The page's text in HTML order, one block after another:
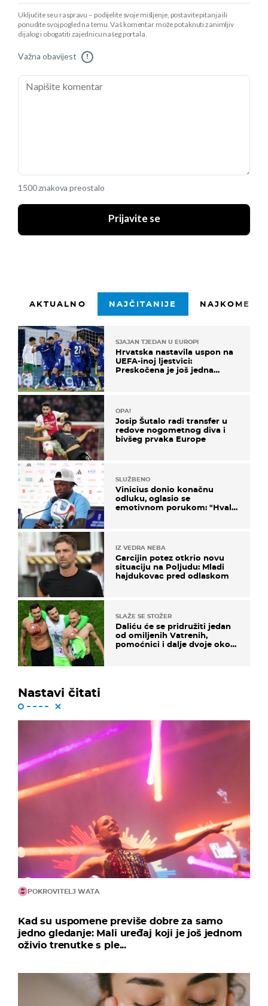
Uključite se u raspravu – podijelite svoje mišljenje, postavite pitanja ili
ponudite svoj pogled na temu. Vaš komentar može potaknuti zanimljiv
dijalog i obogatiti zajednicu našeg portala.
Važna obavijest !
1500 znakova preostalo
Prijavite se
AKTUALNO NAJČITANIJE
SJAJAN TJEDAN U EUROPI
Hrvatska nastavila uspon na
UEFA-inoj ljestvici:
Preskočena je još jedna
OPA!
Josip Šutalo radi transfer u
redove nogometnog diva i
bivšeg prvaka Europe
SLUŽBENO
Vinicius donio konačnu
odluku, oglasio se
emotivnom porukom: "Hvala
IZ VEDRA NEBA
Garcijin potez otkrio novu
situaciju na Poljudu: Mladi
hajdukovac pred odlaskom
SLAŽE SE STOŽER
Daliću će se pridružiti jedan
od omiljenih Vatrenih,
pomoćnici i dalje dvoje oko
Nastavi čitati
POKROVITELJ WATA
Kad su uspomene previše dobre za samo
jedno gledanje: Mali uređaj koji je još jednom
oživio trenutke s ple...